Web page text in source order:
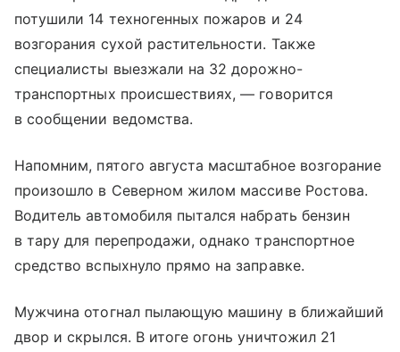
потушили 14 техногенных пожаров и 24
возгорания сухой растительности. Также
специалисты выезжали на 32 дорожно-
транспортных происшествиях, — говорится
в сообщении ведомства.
Напомним, пятого августа масштабное возгорание
произошло в Северном жилом массиве Ростова.
Водитель автомобиля пытался набрать бензин
в тару для перепродажи, однако транспортное
средство вспыхнуло прямо на заправке.
Мужчина отогнал пылающую машину в ближайший
двор и скрылся. В итоге огонь уничтожил 21